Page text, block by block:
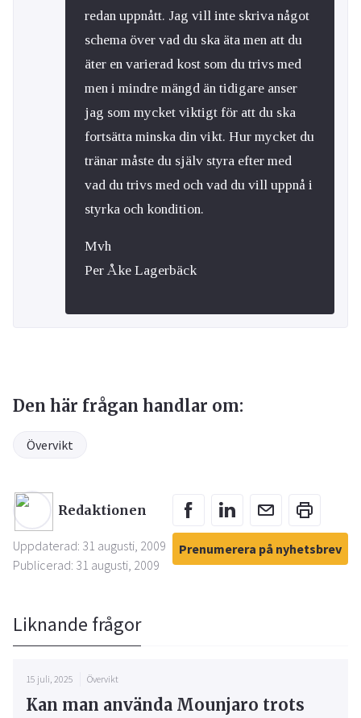
redan uppnått. Jag vill inte skriva något
schema över vad du ska äta men att du
äter en varierad kost som du trivs med
men i mindre mängd än tidigare anser
jag som mycket viktigt för att du ska
fortsätta minska din vikt. Hur mycket du
tränar måste du själv styra efter med
vad du trivs med och vad du vill uppnå i
styrka och kondition.
Mvh
Per Åke Lagerbäck
Den här frågan handlar om:
Övervikt
Redaktionen
Uppdaterad: 31 augusti, 2009
Publicerad: 31 augusti, 2009
Prenumerera på nyhetsbrev
Liknande frågor
15 juli, 2025 Övervikt
Kan man använda Mounjaro trots